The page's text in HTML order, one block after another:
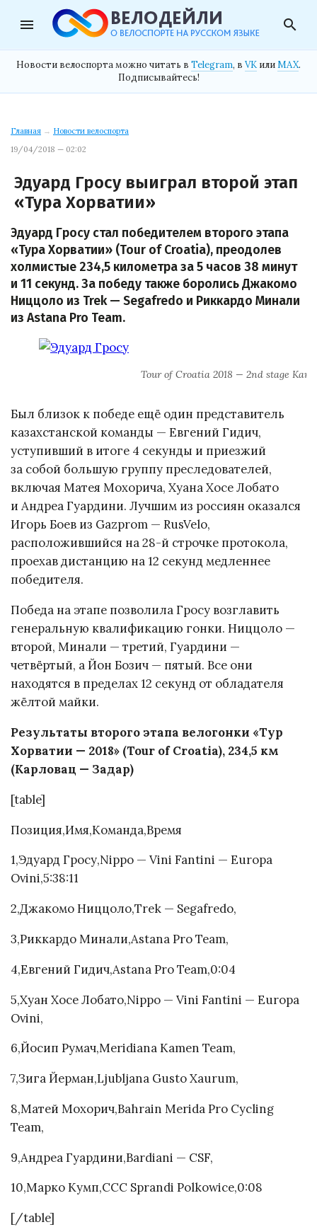
menu search
Новости велоспорта можно читать в Telegram, в VK илиMAX.
Подписывайтесь!
Главная → Новости велоспорта
19/04/2018 — 02:02
Эдуард Гросу выиграл второй этап
«Тура Хорватии»
Эдуард Гросу стал победителем второго этапа
«Тура Хорватии» (Tour of Croatia), преодолев
холмистые 234,5 километра за 5 часов 38 минут
и 11 секунд. За победу также боролись Джакомо
Ниццоло из Trek — Segafredo и Риккардо Минали
из Astana Pro Team.
Tour of Croatia 2018 — 2nd stage
Был близок к победе ещё один представитель
казахстанской команды — Евгений Гидич,
уступивший в итоге 4 секунды и приезжий
за собой большую группу преследователей,
включая Матея Мохорича, Хуана Хосе Лобато
и Андреа Гуардини. Лучшим из россиян оказался
Игорь Боев из Gazprom — RusVelo,
расположившийся на 28-й строчке протокола,
проехав дистанцию на 12 секунд медленнее
победителя.
Победа на этапе позволила Гросу возглавить
генеральную квалификацию гонки. Ниццоло —
второй, Минали — третий, Гуардини —
четвёртый, а Йон Бозич — пятый. Все они
находятся в пределах 12 секунд от обладателя
жёлтой майки.
Результаты второго этапа велогонки «Тур
Хорватии — 2018» (Tour of Croatia), 234,5 км
(Карловац — Задар)
[table]
Позиция,Имя,Команда,Время
1,Эдуард Гросу,Nippo — Vini Fantini — Europa
Ovini,5:38:11
2,Джакомо Ниццоло,Trek — Segafredo,
3,Риккардо Минали,Astana Pro Team,
4,Евгений Гидич,Astana Pro Team,0:04
5,Хуан Хосе Лобато,Nippo — Vini Fantini — Europa
Ovini,
6,Йосип Румач,Meridiana Kamen Team,
7,Зига Йерман,Ljubljana Gusto Xaurum,
8,Матей Мохорич,Bahrain Merida Pro Cycling
Team,
9,Андреа Гуардини,Bardiani — CSF,
10,Марко Кумп,CCC Sprandi Polkowice,0:08
[/table]